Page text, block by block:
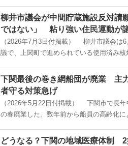
柳井市議会が中間貯蔵施設反対
ではない」 粘り強い住民運動が
（2026年7月3日付掲載） 柳井市議会は
議で、上関町で進められている使用済み
下関最後の巻き網船団が廃業 主
者守る対策急げ
（2026年5月22日付掲載） 下関市で長
の春廃業した。数年前から船員の高齢化
どうなる？下関の地域医療体制